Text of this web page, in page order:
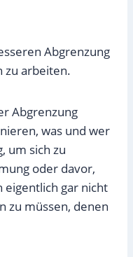
Abgrenzung
zu arbeiten.
Abgrenzung
was und wer
um sich zu
oder davor,
eigentlich gar nicht
zu müssen, denen